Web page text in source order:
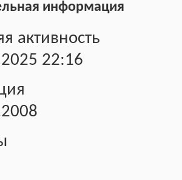
информация
активность
22:16